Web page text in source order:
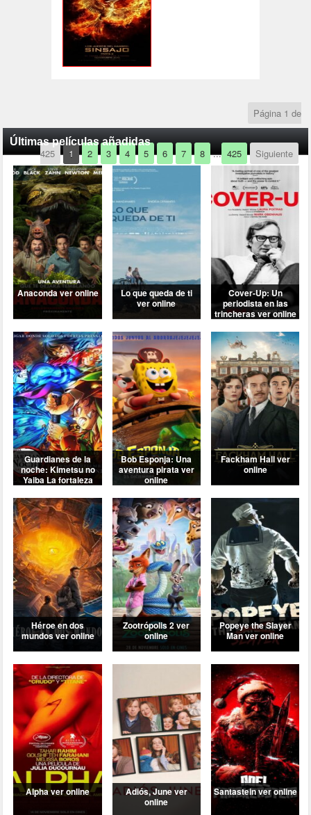
Página 1 de
425 1 2 3 4 5 6 7 8 ... 425 Siguiente
Últimas películas añadidas